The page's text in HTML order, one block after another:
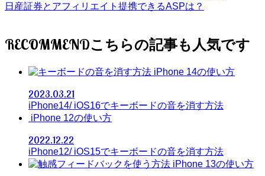
日産証券とアフィリエイト提携できるASPは？
RECOMMEND
iPhone 14の使い方
2023.03.21
iPhone14/ iOS16でキーボードの音を消す方法
iPhone 12の使い方
2022.12.22
iPhone12/ iOS15でキーボードの音を消す方法
iPhone 13の使い方